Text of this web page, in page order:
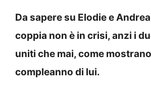
Da sapere su Elodie e
coppia non è in crisi, anzi i
uniti che mai, come
compleanno di lui.